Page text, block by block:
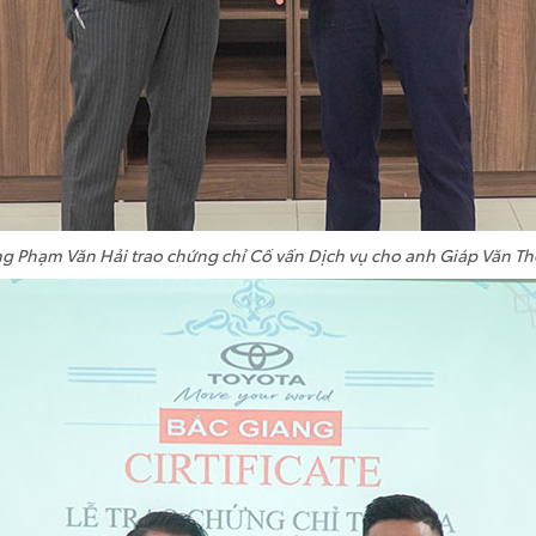
Phạm Văn Hải trao chứng chỉ Cố vấn Dịch vụ cho anh Giáp Văn